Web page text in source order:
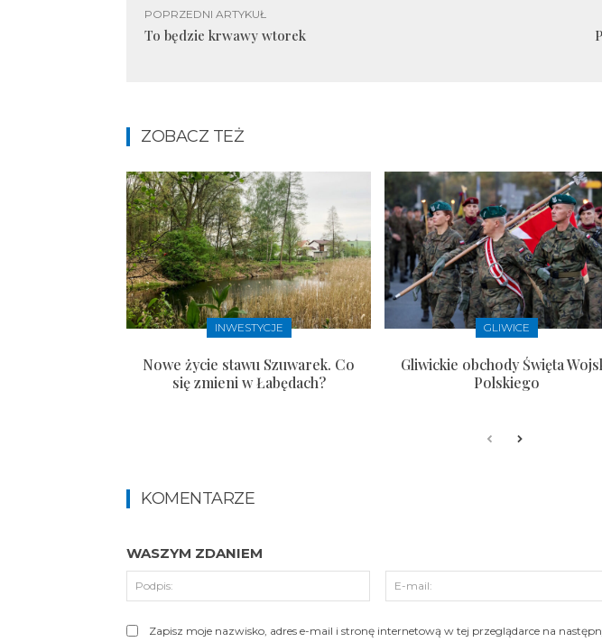
POPRZEDNI ARTYKUŁ
To będzie krwawy wtorek
ZOBACZ TEŻ
INWESTYCJE
Nowe życie stawu Szuwarek. Co
się zmieni w Łabędach?
GLIWICE
Gliwickie obchody Święta
Polskiego
KOMENTARZE
WASZYM ZDANIEM
Podpis:
Zapisz moje nazwisko, adres e-mail i stronę internetową w tej przeglądarce na